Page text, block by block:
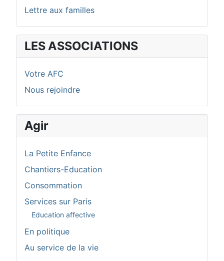
Lettre aux familles
LES ASSOCIATIONS
Votre AFC
Nous rejoindre
Agir
La Petite Enfance
Chantiers-Education
Consommation
Services sur Paris
Education affective
En politique
Au service de la vie